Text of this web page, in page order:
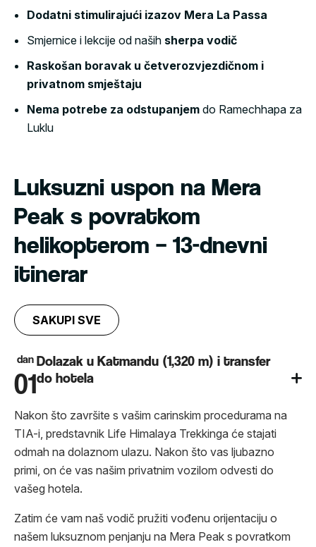
Dodatni stimulirajući izazov Mera La Passa
Smjernice i lekcije od naših sherpa vodič
Raskošan boravak u četverozvjezdičnom i
privatnom smještaju
Nema potrebe za odstupanjem do Ramechhapa za
Luklu
Luksuzni uspon na Mera
Peak s povratkom
helikopterom – 13-dnevni
itinerar
SAKUPI SVE
dan
01
Dolazak u Katmandu (1,320 m) i transfer
do hotela
Nakon što završite s vašim carinskim procedurama na
TIA-i, predstavnik Life Himalaya Trekkinga će stajati
odmah na dolaznom ulazu. Nakon što vas ljubazno
primi, on će vas našim privatnim vozilom odvesti do
vašeg hotela.
Zatim će vam naš vodič pružiti vođenu orijentaciju o
našem luksuznom penjanju na Mera Peak s povratkom